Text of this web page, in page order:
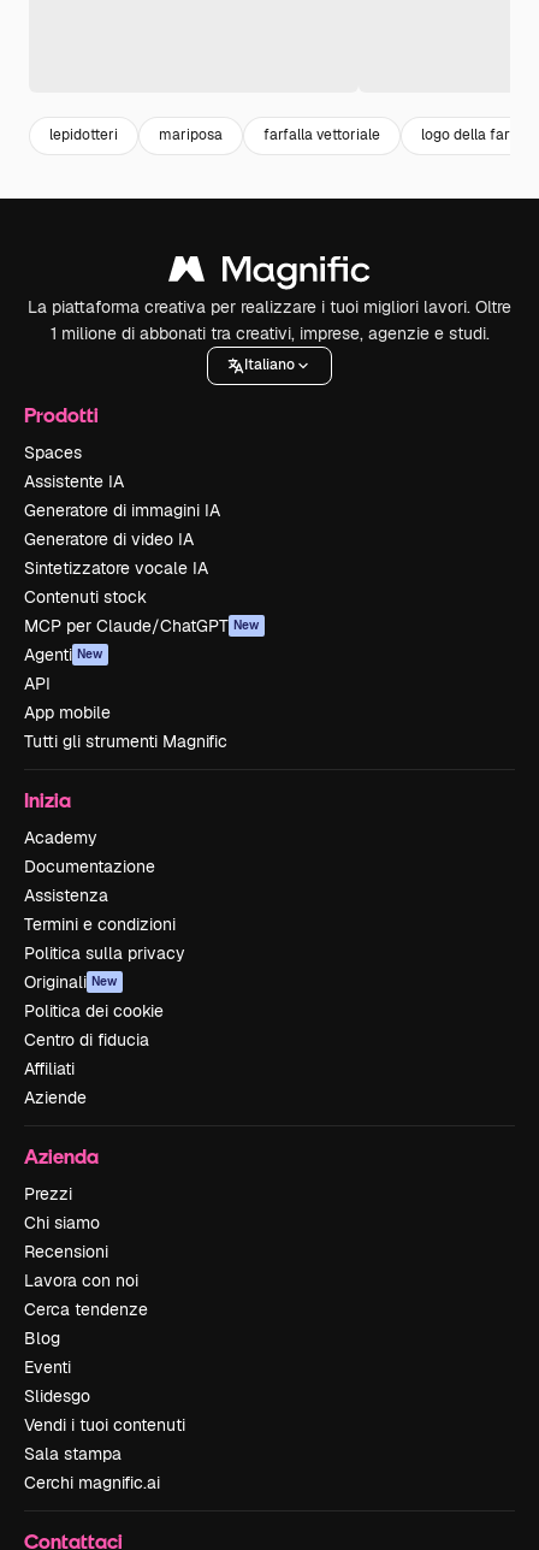
lepidotteri mariposa farfalla vettoriale logo della farfalla
La piattaforma creativa per realizzare i tuoi migliori lavori. Oltre
1 milione di abbonati tra creativi, imprese, agenzie e studi.
Italiano
Prodotti
Spaces
Assistente IA
Generatore di immagini IA
Generatore di video IA
Sintetizzatore vocale IA
Contenuti stock
MCP per Claude/ChatGPT New
Agenti New
API
App mobile
Tutti gli strumenti Magnific
Inizia
Academy
Documentazione
Assistenza
Termini e condizioni
Politica sulla privacy
Originali New
Politica dei cookie
Centro di fiducia
Affiliati
Aziende
Azienda
Prezzi
Chi siamo
Recensioni
Lavora con noi
Cerca tendenze
Blog
Eventi
Slidesgo
Vendi i tuoi contenuti
Sala stampa
Cerchi magnific.ai
Contattaci